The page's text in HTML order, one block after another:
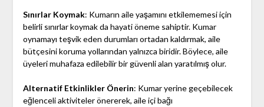
Sınırlar Koymak: Kumarın aile yaşamını etkilememesi için
belirli sınırlar koymak da hayati öneme sahiptir. Kumar
oynamayı teşvik eden durumları ortadan kaldırmak, aile
bütçesini koruma yollarından yalnızca biridir. Böylece, aile
üyeleri muhafaza edilebilir bir güvenli alan yaratılmış olur.
Alternatif Etkinlikler Önerin: Kumar yerine geçebilecek
eğlenceli aktiviteler önererek, aile içi bağı